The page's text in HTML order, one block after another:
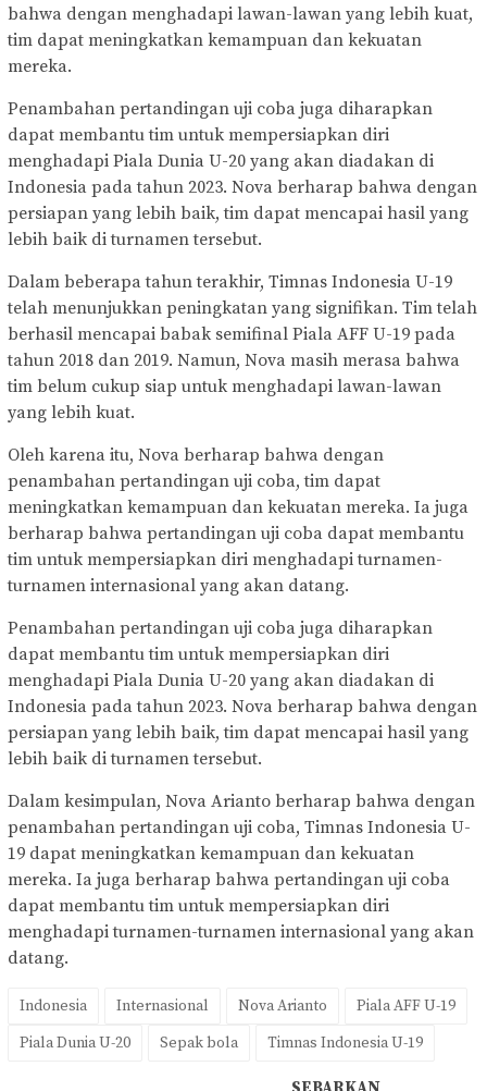
bahwa dengan menghadapi lawan-lawan yang lebih kuat,
tim dapat meningkatkan kemampuan dan kekuatan
mereka.
Penambahan pertandingan uji coba juga diharapkan
dapat membantu tim untuk mempersiapkan diri
menghadapi Piala Dunia U-20 yang akan diadakan di
Indonesia pada tahun 2023. Nova berharap bahwa dengan
persiapan yang lebih baik, tim dapat mencapai hasil yang
lebih baik di turnamen tersebut.
Dalam beberapa tahun terakhir, Timnas Indonesia U-19
telah menunjukkan peningkatan yang signifikan. Tim telah
berhasil mencapai babak semifinal Piala AFF U-19 pada
tahun 2018 dan 2019. Namun, Nova masih merasa bahwa
tim belum cukup siap untuk menghadapi lawan-lawan
yang lebih kuat.
Oleh karena itu, Nova berharap bahwa dengan
penambahan pertandingan uji coba, tim dapat
meningkatkan kemampuan dan kekuatan mereka. Ia juga
berharap bahwa pertandingan uji coba dapat membantu
tim untuk mempersiapkan diri menghadapi turnamen-
turnamen internasional yang akan datang.
Penambahan pertandingan uji coba juga diharapkan
dapat membantu tim untuk mempersiapkan diri
menghadapi Piala Dunia U-20 yang akan diadakan di
Indonesia pada tahun 2023. Nova berharap bahwa dengan
persiapan yang lebih baik, tim dapat mencapai hasil yang
lebih baik di turnamen tersebut.
Dalam kesimpulan, Nova Arianto berharap bahwa dengan
penambahan pertandingan uji coba, Timnas Indonesia U-
19 dapat meningkatkan kemampuan dan kekuatan
mereka. Ia juga berharap bahwa pertandingan uji coba
dapat membantu tim untuk mempersiapkan diri
menghadapi turnamen-turnamen internasional yang akan
datang.
Indonesia Internasional Nova Arianto
Piala AFF U-19
Piala Dunia U-20
Sepak bola Timnas Indonesia U-19